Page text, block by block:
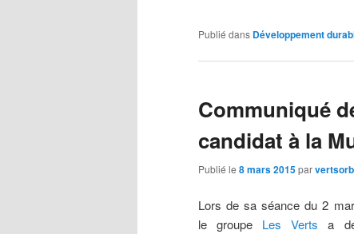
Publié dans Développement
Communiqué
candidat à la
Publié le 8 mars 2015par
Lors de sa séance du 2
le groupe Les Verts a